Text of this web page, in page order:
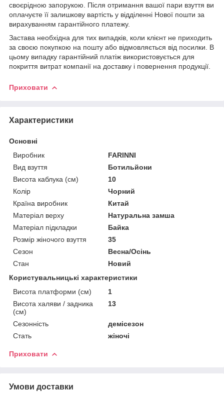
своєрідною запорукою. Після отримання вашої пари взуття ви
оплачуєте її залишкову вартість у відділенні Нової пошти за
вирахуванням гарантійного платежу.
Застава необхідна для тих випадків, коли клієнт не приходить
за своєю покупкою на пошту або відмовляється від посилки. В
цьому випадку гарантійний платіж використовується для
покриття витрат компанії на доставку і повернення продукції.
Приховати
Характеристики
Основні
Виробник
FARINNI
Вид взуття
Ботильйони
Висота каблука (см)
10
Колір
Чорний
Країна виробник
Китай
Матеріал верху
Натуральна замша
Матеріал підкладки
Байка
Розмір жіночого взуття
35
Сезон
Весна/Осінь
Стан
Новий
Користувальницькі характеристики
Висота платформи (см)
1
Висота халяви / задника
(см)
13
Сезонність
демісезон
Стать
жіночі
Приховати
Умови доставки